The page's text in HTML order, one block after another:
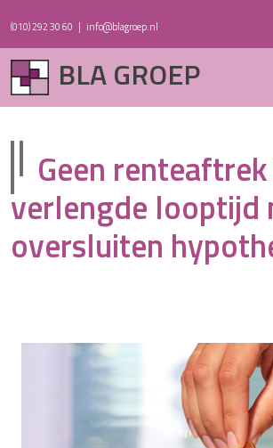
(010) 292 30 60 | info@blagroep.nl
BLA GROEP
Geen
verlengde looptijd
oversluiten